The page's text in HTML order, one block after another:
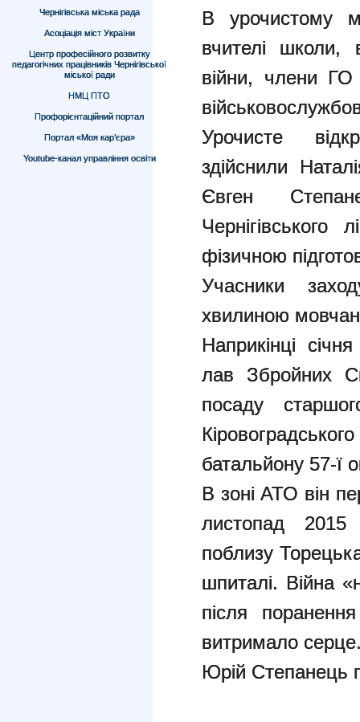
Чернігівська міська рада
Асоціація міст України
Центр професійного розвитку
педагогічних працівників Чернігівської
міської ради
НМЦ ПТО
Профорієнтаційний портал
Портал «Моя кар’єра»
Youtube-канал управління освіти
В урочистому
вчителі школи,
війни, члени ГО
Урочисте
здійснили
Євген
фізичною
Учасники
хвилиною
Наприкінці
лав Збройних
посаду
батальйону 57-ї
В зоні АТО він
листопад 2015
поблизу
шпиталі. Війна
після
витримало
Юрій Степанець